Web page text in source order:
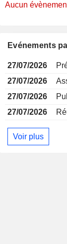
Aucun
Evénements
27/07/2026
27/07/2026
27/07/2026
27/07/2026
Voir plus